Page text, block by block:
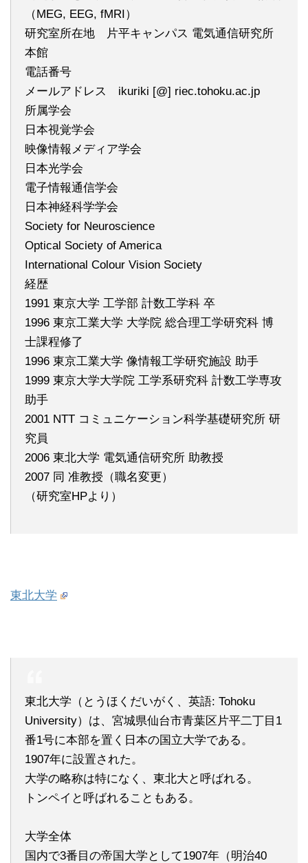
（MEG, EEG, fMRI）
研究室所在地 片平キャンパス 電気通信研究所
本館
電話番号
メールアドレス ikuriki [@] riec.tohoku.ac.jp
所属学会
日本視覚学会
映像情報メディア学会
日本光学会
電子情報通信学会
日本神経科学学会
Society for Neuroscience
Optical Society of America
International Colour Vision Society
経歴
1991 東京大学 工学部 計数工学科 卒
1996 東京工業大学 大学院 総合理工学研究科 博
士課程修了
1996 東京工業大学 像情報工学研究施設 助手
1999 東京大学大学院 工学系研究科 計数工学専攻
助手
2001 NTT コミュニケーション科学基礎研究所 研
究員
2006 東北大学 電気通信研究所 助教授
2007 同 准教授（職名変更）
（研究室HPより）
東北大学
東北大学（とうほくだいがく、英語: Tohoku
University）は、宮城県仙台市青葉区片平二丁目1
番1号に本部を置く日本の国立大学である。
1907年に設置された。
大学の略称は特になく、東北大と呼ばれる。
トンペイと呼ばれることもある。
大学全体
国内で3番目の帝国大学として1907年（明治40